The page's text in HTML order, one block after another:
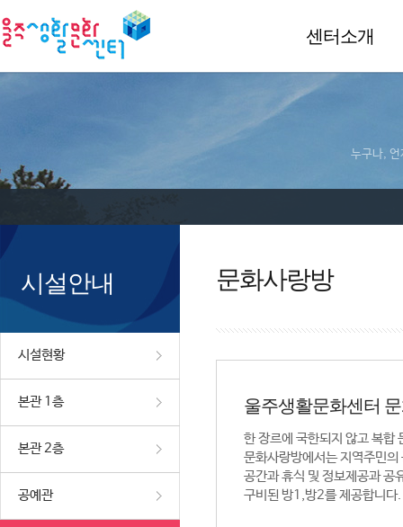
센터소개
누구나, 언
시설안내
시설현황
본관 1층
본관 2층
공예관
문화사랑방
울주생활문화센터
한 장르에 국한되지 않고 복합
문화사랑방에서는 지역주민
공간과 휴식 및 정보제공과 공
구비된 방1,방2를 제공합니다.